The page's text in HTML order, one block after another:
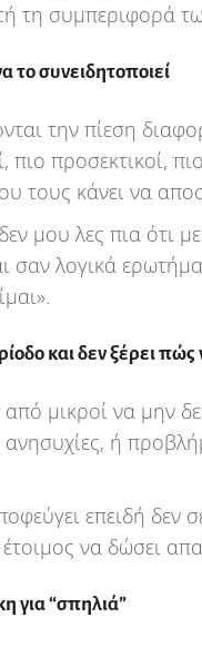
τη συμπεριφορά
το συνειδητοποιεί
την πίεση
πιο προσεκτικοί,
τους κάνει να
δεν μου λες πια ότι
σαν λογικά
και δεν ξέρει
μικροί να μην
ή
επειδή δεν
έτοιμος να δώσει
για “σπηλιά”